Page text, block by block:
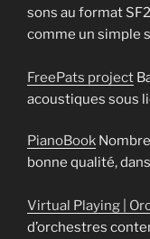
sons au format
comme un simple
FreePats project
acoustiques sous
PianoBook
bonne qualité,
Virtual Playing |
d’orchestres